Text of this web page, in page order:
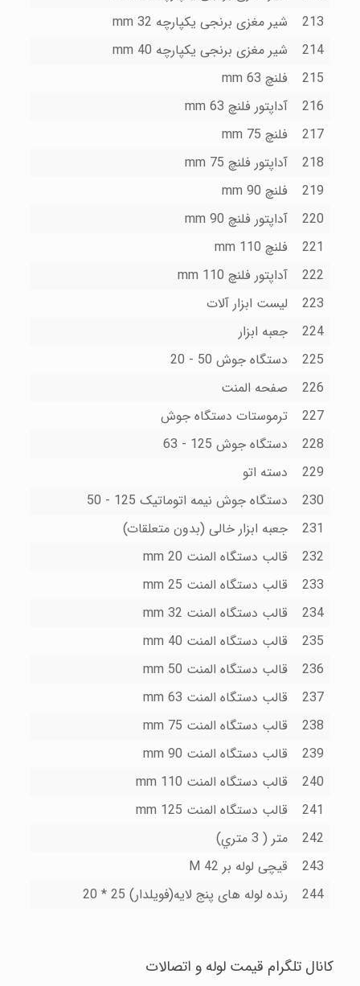
213
شیر مغزى برنجى یکپارچه 32 mm
214
شیر مغزى برنجى یکپارچه 40 mm
215
فلنچ mm 63
216
آداپتور فلنچ mm 63
217
فلنچ mm 75
218
آداپتور فلنچ mm 75
219
فلنچ mm 90
220
آداپتور فلنچ mm 90
221
فلنچ mm 110
222
آداپتور فلنچ mm 110
223
لیست ابزار آلات
224
جعبه ابزار
225
دستگاه جوش 50 - 20
226
صفحه المنت
227
ترموستات دستگاه جوش
228
دستگاه جوش 125 - 63
229
دسته اتو
230
دستگاه جوش نیمه اتوماتیک 125 - 50
231
جعبه ابزار خالی (بدون متعلقات)
232
قالب دستگاه المنت 20 mm
233
قالب دستگاه المنت 25 mm
234
قالب دستگاه المنت 32 mm
235
قالب دستگاه المنت 40 mm
236
قالب دستگاه المنت 50 mm
237
قالب دستگاه المنت 63 mm
238
قالب دستگاه المنت 75 mm
239
قالب دستگاه المنت 90 mm
240
قالب دستگاه المنت 110 mm
241
قالب دستگاه المنت 125 mm
242
متر ( 3 متري)
243
قیچى لوله بر 42 M
244
رنده لوله هاى پنج لایه(فویلدار) 25 * 20
کانال تلگرام قیمت لوله و اتصالات